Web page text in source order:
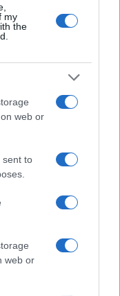
my
the
web or
sent to
web or
pubblica